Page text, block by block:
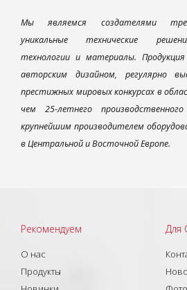
Мы являемся создателями
уникальные технические
технологии и материалы. Продукция
авторским дизайном, регулярно
престижных мировых конкурсах в
чем 25-летнего
крупнейшим производителем
в Центральной и Восточной Европе.
Рекомендуем
О нас
Продукты
Для